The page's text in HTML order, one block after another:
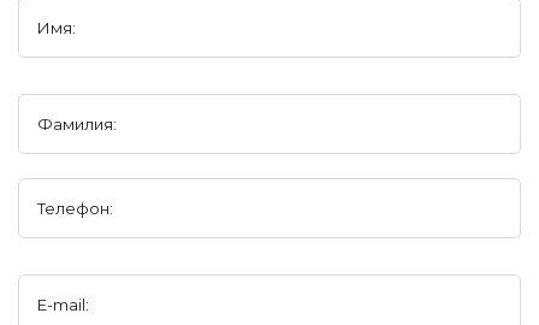
Имя:
Фамилия:
Телефон:
E-mail: